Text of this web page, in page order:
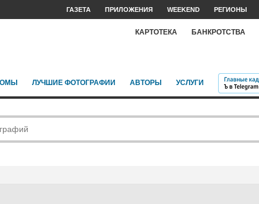
ГАЗЕТА ПРИЛОЖЕНИЯ WEEKEND РЕГИОНЫ
КАРТОТЕКА БАНКРОТСТВА
ЛУЧШИЕ ФОТОГРАФИИ АВТОРЫ УСЛУГИ